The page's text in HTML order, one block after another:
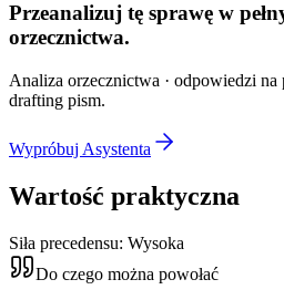
Przeanalizuj tę sprawę w
orzecznictwa.
Analiza orzecznictwa · odpowiedzi na
drafting pism.
Wypróbuj Asystenta
Wartość praktyczna
Siła precedensu: Wysoka
Do czego można powołać